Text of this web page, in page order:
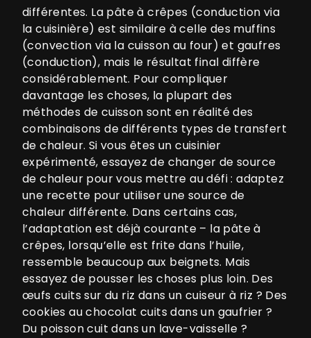
différentes. La pâte à crêpes (conduction via
la cuisinière) est similaire à celle des muffins
(convection via la cuisson au four) et gaufres
(conduction), mais le résultat final diffère
considérablement. Pour compliquer
davantage les choses, la plupart des
méthodes de cuisson sont en réalité des
combinaisons de différents types de transfert
de chaleur. Si vous êtes un cuisinier
expérimenté, essayez de changer de source
de chaleur pour vous mettre au défi : adaptez
une recette pour utiliser une source de
chaleur différente. Dans certains cas,
l’adaptation est déjà courante – la pâte à
crêpes, lorsqu’elle est frite dans l’huile,
ressemble beaucoup aux beignets. Mais
essayez de pousser les choses plus loin. Des
œufs cuits sur du riz dans un cuiseur à riz ? Des
cookies au chocolat cuits dans un gaufrier ?
Du poisson cuit dans un lave-vaisselle ?